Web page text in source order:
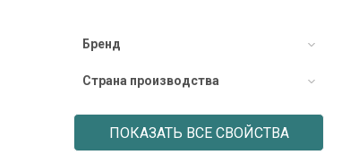
Бренд
Страна производства
ПОКАЗАТЬ ВСЕ СВОЙСТВА